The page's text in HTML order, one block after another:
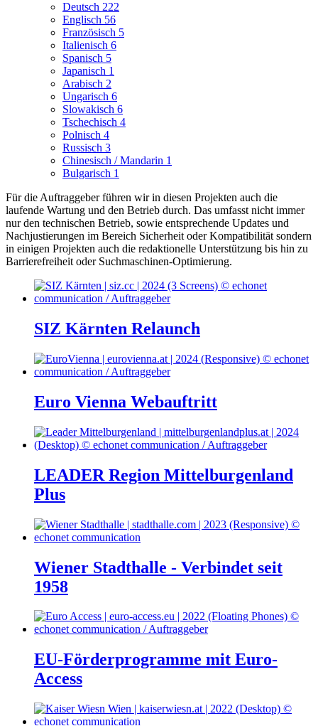
Deutsch 222
Englisch 56
Französisch 5
Italienisch 6
Spanisch 5
Japanisch 1
Arabisch 2
Ungarisch 6
Slowakisch 6
Tschechisch 4
Polnisch 4
Russisch 3
Chinesisch / Mandarin 1
Bulgarisch 1
Für die Auftraggeber führen wir in diesen Projekten auch die
laufende Wartung und den Betrieb durch. Das umfasst nicht immer
nur den technischen Betrieb, sowie entsprechende Updates und
Nachjustierungen im Bereich Sicherheit oder Kompatibilität sondern
in einigen Projekten auch die redaktionelle Unterstützung bis hin zu
Barrierefreiheit oder Suchmaschinen-Optimierung.
SIZ Kärnten Relaunch
Euro Vienna Webauftritt
LEADER Region Mittelburgenland
Plus
Wiener Stadthalle - Verbindet seit
1958
EU-Förderprogramme mit Euro-
Access